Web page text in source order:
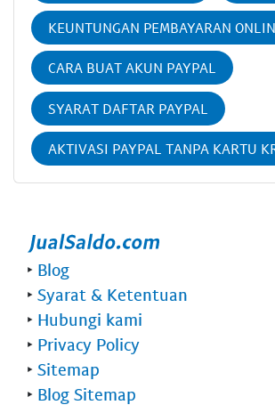
KEUNTUNGAN PEMBAYARAN
CARA BUAT AKUN PAYPAL
SYARAT DAFTAR PAYPAL
AKTIVASI PAYPAL TANPA KARTU
‣ Blog
‣ Syarat & Ketentuan
‣ Hubungi kami
‣ Privacy Policy
‣ Sitemap
‣ Blog Sitemap